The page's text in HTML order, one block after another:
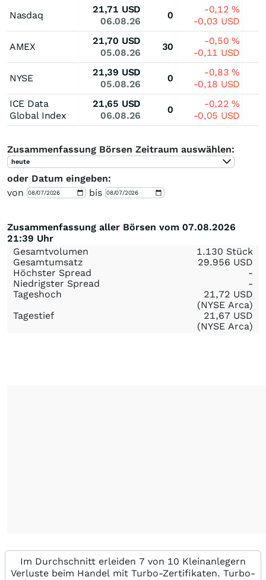
Nasdaq
21,71 USD
06.08.26
0
-0,12%
-0,03 USD
AMEX
21,70 USD
05.08.26
30
-0,50%
-0,11 USD
NYSE
21,39 USD
05.08.26
0
-0,83%
-0,18 USD
ICE Data
Global Index
21,65 USD
06.08.26
0
-0,22%
-0,05 USD
Zusammenfassung Börsen Zeitraum auswählen:
heute
oder Datum eingeben:
von
bis
Zusammenfassung aller Börsen vom 07.08.2026
21:39 Uhr
Gesamtvolumen
1.130 Stück
Gesamtumsatz
29.956 USD
Höchster Spread
-
Niedrigster Spread
-
Tageshoch
21,72 USD
(NYSE Arca)
Tagestief
21,67 USD
(NYSE Arca)
Im Durchschnitt erleiden 7 von 10 Kleinanlegern
Verluste beim Handel mit Turbo-Zertifikaten. Turbo-